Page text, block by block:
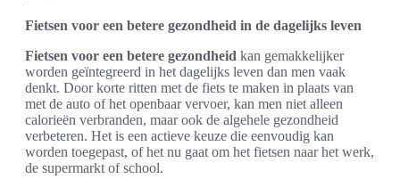
Fietsen voor een betere gezondheid in de dagelijks leven
Fietsen voor een betere gezondheid kan gemakkelijker
worden geïntegreerd in het dagelijks leven dan men vaak
denkt. Door korte ritten met de fiets te maken in plaats van
met de auto of het openbaar vervoer, kan men niet alleen
calorieën verbranden, maar ook de algehele gezondheid
verbeteren. Het is een actieve keuze die eenvoudig kan
worden toegepast, of het nu gaat om het fietsen naar het werk,
de supermarkt of school.